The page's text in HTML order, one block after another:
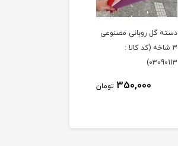
دسته گل روبانی مصنوعی
3 شاخه (کد کالا :
03090113)
350,000 تومان